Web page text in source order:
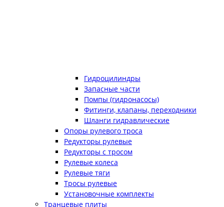
Гидроцилиндры
Запасные части
Помпы (гидронасосы)
Фитинги, клапаны, переходники
Шланги гидравлические
Опоры рулевого троса
Редукторы рулевые
Редукторы с тросом
Рулевые колеса
Рулевые тяги
Тросы рулевые
Установочные комплекты
Транцевые плиты